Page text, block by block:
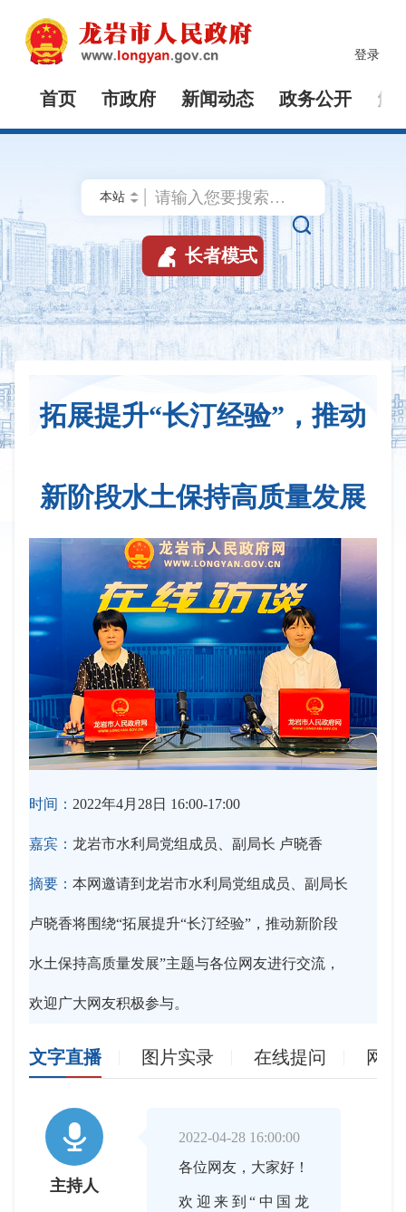
登录
首页 市政府 新闻动态 政务公开 解

 长者模式
拓展提升“长汀经验”，推动
新阶段水土保持高质量发展
时间： 2022年4月28日 16:00-17:00
嘉宾： 龙岩市水利局党组成员、副局长 卢晓香
摘要： 本网邀请到龙岩市水利局党组成员、副局长
卢晓香将围绕“拓展提升“长汀经验”，推动新阶段
水土保持高质量发展”主题与各位网友进行交流，
欢迎广大网友积极参与。
文字直播 图片实录 在线提问 网

主持人
2022-04-28 16:00:00
各位网友，大家好！
欢迎来到“中国龙